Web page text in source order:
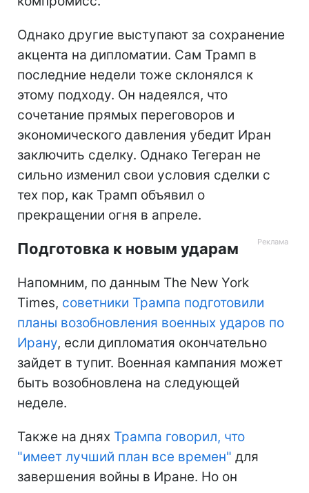
Однако другие выступают за сохранение
акцента на дипломатии. Сам Трамп в
последние недели тоже склонялся к
этому подходу. Он надеялся, что
сочетание прямых переговоров и
экономического давления убедит Иран
заключить сделку. Однако Тегеран не
сильно изменил свои условия сделки с
тех пор, как Трамп объявил о
прекращении огня в апреле.
Подготовка к новым ударам
Напомним, по данным The New York
Times, советники Трампа подготовили
планы возобновления военных ударов по
Ирану, если дипломатия окончательно
зайдет в тупит. Военная кампания может
быть возобновлена на следующей
неделе.
Также на днях Трампа говорил, что
"имеет лучший план все времен" для
завершения войны в Иране. Но он